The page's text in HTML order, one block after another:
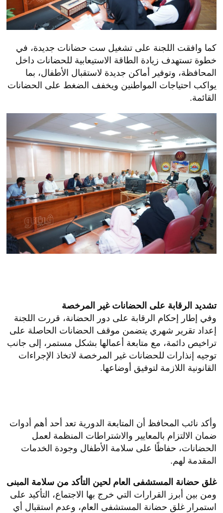
كما وافقت اللجنة على تشغيل ست حضانات جديدة، في
خطوة تستهدف زيادة الطاقة الاستيعابية للحضانات داخل
المحافظة، وتوفير أماكن جديدة لاستقبال الأطفال، بما
يواكب احتياجات المواطنين ويخفف الضغط على الحضانات
القائمة.
تشديد الرقابة على الحضانات غير المرخصة
وفي إطار إحكام الرقابة على دور الحضانة، قررت اللجنة
إعداد تقرير شهري يتضمن موقف الحضانات الحاصلة على
تراخيص دائمة، مع متابعة أعمالها بشكل مستمر، إلى جانب
توجيه إنذارات للحضانات غير المرخصة لاتخاذ الإجراءات
القانونية اللازمة لتوفيق أوضاعها.
وأكد نائب المحافظ أن المتابعة الدورية تعد أحد أهم أدوات
ضمان الالتزام بالمعايير والاشتراطات المنظمة لعمل
الحضانات، حفاظًا على سلامة الأطفال وجودة الخدمات
المقدمة لهم.
غلق حضانة المستشفى العام لحين التأكد من سلامة المبنى
ومن بين أبرز القرارات التي خرج بها الاجتماع، التأكيد على
استمرار غلق حضانة المستشفى العام، وعدم استقبال أي